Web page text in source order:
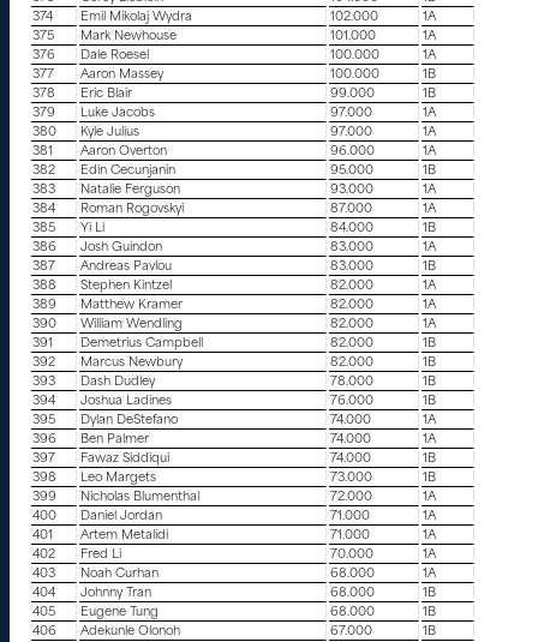
374
Emil Mikolaj Wydra 102.000
1A
375
Mark Newhouse 101.000
1A
376
Dale Roesel 100.000
1A
377
Aaron Massey 100.000
1B
378
Eric Blair 99.000
1B
379
Luke Jacobs 97.000
1A
380
Kyle Julius 97.000
1A
381
Aaron Overton 96.000
1A
382
Edin Cecunjanin 95.000
1B
383
Natalie Ferguson 93.000
1A
384
Roman Rogovskyi 87.000
1A
385
Yi Li 84.000
1B
386
Josh Guindon 83.000
1A
387
Andreas Pavlou 83.000
1B
388
Stephen Kintzel 82.000
1A
389
Matthew Kramer 82.000
1A
390
William Wendling 82.000
1A
391
Demetrius Campbell 82.000
1B
392
Marcus Newbury 82.000
1B
393
Dash Dudley 78.000
1B
394
Joshua Ladines 76.000
1B
395
Dylan DeStefano 74.000
1A
396
Ben Palmer 74.000
1A
397
Fawaz Siddiqui 74.000
1B
398
Leo Margets 73.000
1B
399
Nicholas Blumenthal 72.000
1A
400
Daniel Jordan 71.000
1A
401
Artem Metalidi 71.000
1A
402
Fred Li 70.000
1A
403
Noah Curhan 68.000
1A
404
Johnny Tran 68.000
1B
405
Eugene Tung 68.000
1B
406
Adekunle Olonoh 67.000
1B